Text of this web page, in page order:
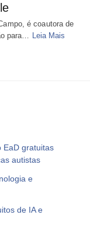
é coautora de
para…
Leia Mais
EaD gratuitas
autistas
e
de IA e